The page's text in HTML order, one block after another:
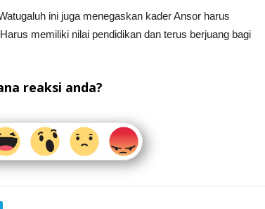
ini juga menegaskan kader Ansor harus
memiliki nilai pendidikan dan terus berjuang bagi
reaksi anda?